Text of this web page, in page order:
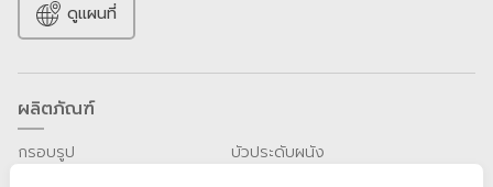
ดูแผนที่
ผลิตภัณฑ์
กรอบรูป
บัวประดับผนัง